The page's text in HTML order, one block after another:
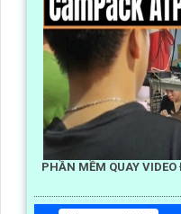
PHẦN MỀM QUAY